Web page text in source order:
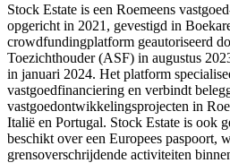
Stock Estate is een Roemeens
opgericht in 2021, gevestigd in
crowdfundingplatform geautoriseerd
Toezichthouder (ASF) in augustus
in januari 2024. Het platform
vastgoedfinanciering en verbindt
vastgoedontwikkelingsprojecten in
Italië en Portugal. Stock Estate is ook
beschikt over een Europees paspoort,
grensoverschrijdende activiteiten